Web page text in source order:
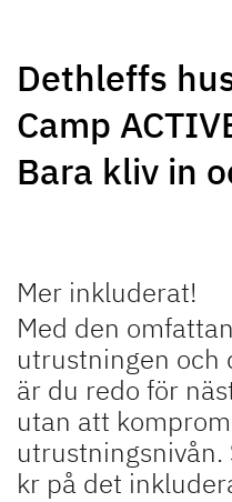
JUST CAMP ACTIVE
Halvintegrerad
kampanjmodell
TREND ACTIVE
Halvintegrerad & integrerad
kampanjmodell
Dethleffs
Camp
Bara kliv in
Mer inkluderat!
Med den
utrustningen och
är du redo för
utan att
kr på det